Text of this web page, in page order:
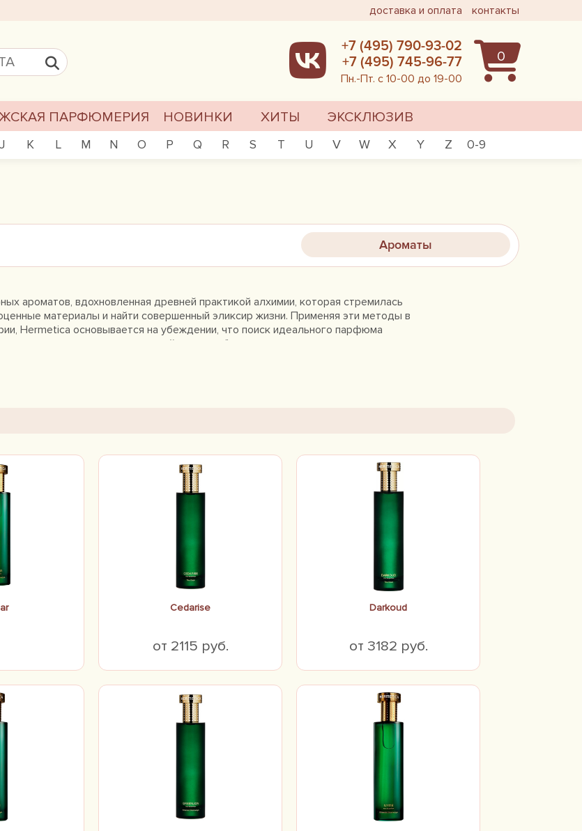
доставка и оплата контакты
0
+7 (495) 790-93-02
+7 (495) 745-96-77
Пн.-Пт. с 10-00 до 19-00
ПАРФЮМЕРИЯ НОВИНКИ ХИТЫ ЭКСКЛЮЗИВ
J K L M N O P Q R S T U V W X Y Z 0-9
Ароматы
ароматов, вдохновленная древней практикой алхимии, которая стремилась
материалы и найти совершенный эликсир жизни. Применяя эти методы в
Hermetica основывается на убеждении, что поиск идеального парфюма
внутри аромата и кожей человека".
Cedarise
от 2115 руб.
Darkoud
от 3182 руб.